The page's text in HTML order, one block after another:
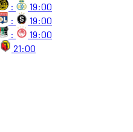
:
19:00
:
19:00
:
19:00
21:00